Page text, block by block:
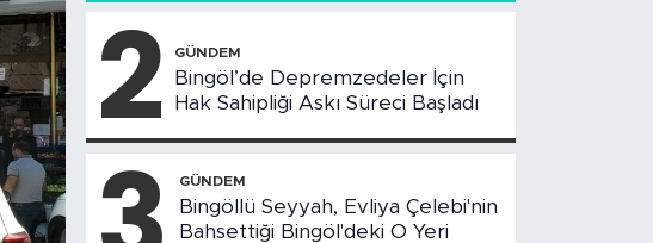
2 GÜNDEM
Bingöl’de Depremzedeler İçin
Hak Sahipliği Askı Süreci Başladı
GÜNDEM
Bingöllü Seyyah, Evliya Çelebi'nin
Bahsettiği Bingöl'deki O Yeri